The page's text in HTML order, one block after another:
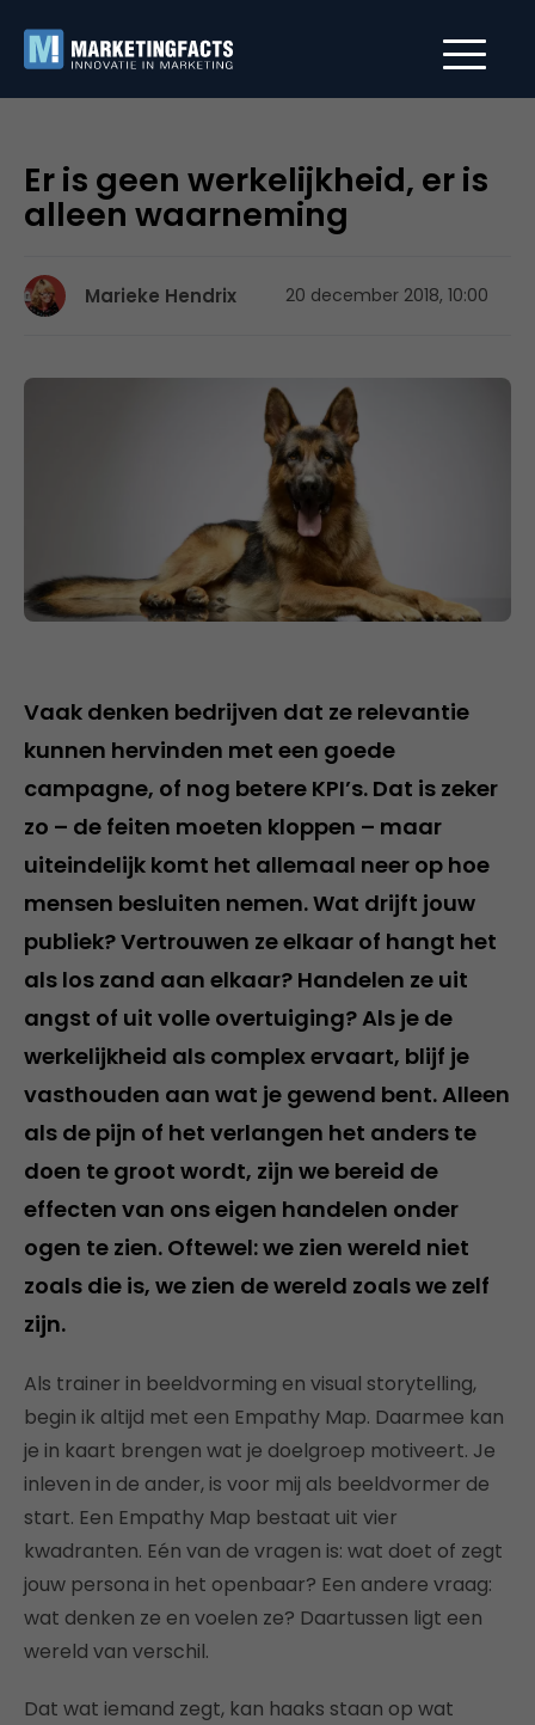
Er is geen werkelijkheid, er is
alleen waarneming
Marieke Hendrix 20 december 2018, 10:00
Vaak denken bedrijven dat ze relevantie
kunnen hervinden met een goede
campagne, of nog betere KPI’s. Dat is zeker
zo – de feiten moeten kloppen – maar
uiteindelijk komt het allemaal neer op hoe
mensen besluiten nemen. Wat drijft jouw
publiek? Vertrouwen ze elkaar of hangt het
als los zand aan elkaar? Handelen ze uit
angst of uit volle overtuiging? Als je de
werkelijkheid als complex ervaart, blijf je
vasthouden aan wat je gewend bent. Alleen
als de pijn of het verlangen het anders te
doen te groot wordt, zijn we bereid de
effecten van ons eigen handelen onder
ogen te zien. Oftewel: we zien wereld niet
zoals die is, we zien de wereld zoals we zelf
zijn.
Als trainer in beeldvorming en visual storytelling,
begin ik altijd met een Empathy Map. Daarmee kan
je in kaart brengen wat je doelgroep motiveert. Je
inleven in de ander, is voor mij als beeldvormer de
start. Een Empathy Map bestaat uit vier
kwadranten. Eén van de vragen is: wat doet of zegt
jouw persona in het openbaar? Een andere vraag:
wat denken ze en voelen ze? Daartussen ligt een
wereld van verschil.
Dat wat iemand zegt, kan haaks staan op wat